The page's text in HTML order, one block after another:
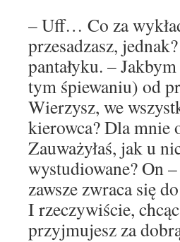
– Uff… Co za
przesadzasz,
pantałyku. –
tym śpiewaniu) od
Wierzysz, we
kierowca? Dla
Zauważyłaś, jak u
wystudiowane? On
zawsze zwraca się
I rzeczywiście,
przyjmujesz za